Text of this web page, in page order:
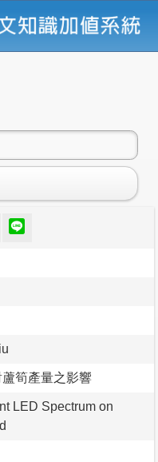
筍產量之影響
LED Spectrum on